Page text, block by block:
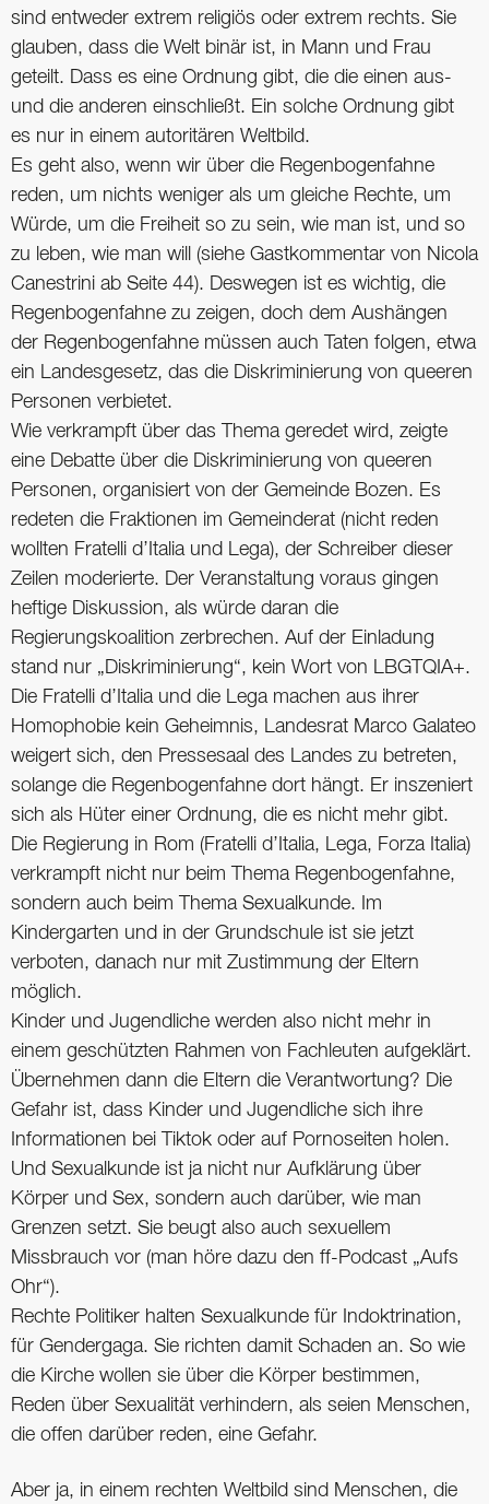
sind entweder extrem religiös oder extrem rechts. Sie
glauben, dass die Welt binär ist, in Mann und Frau
geteilt. Dass es eine Ordnung gibt, die die einen aus-
und die anderen einschließt. Ein solche Ordnung gibt
es nur in einem autoritären Weltbild.
Es geht also, wenn wir über die Regenbogenfahne
reden, um nichts weniger als um gleiche Rechte, um
Würde, um die Freiheit so zu sein, wie man ist, und so
zu leben, wie man will (siehe Gastkommentar von Nicola
Canestrini ab Seite 44). Deswegen ist es wichtig, die
Regenbogenfahne zu zeigen, doch dem Aushängen
der Regenbogenfahne müssen auch Taten folgen, etwa
ein Landesgesetz, das die Diskriminierung von queeren
Personen verbietet.
Wie verkrampft über das Thema geredet wird, zeigte
eine Debatte über die Diskriminierung von queeren
Personen, organisiert von der Gemeinde Bozen. Es
redeten die Fraktionen im Gemeinderat (nicht reden
wollten Fratelli d’Italia und Lega), der Schreiber dieser
Zeilen moderierte. Der Veranstaltung vo­raus gingen
heftige Diskussion, als würde daran die
Regierungskoalition zerbrechen. Auf der Einladung
stand nur „Diskriminierung“, kein Wort von LBGTQIA+.
Die Fratelli d’Italia und die Lega machen aus ihrer
Homophobie kein Geheimnis, Landesrat Marco Galateo
weigert sich, den Pressesaal des Landes zu betreten,
solange die Regenbogenfahne dort hängt. Er inszeniert
sich als Hüter einer Ordnung, die es nicht mehr gibt.
Die Regierung in Rom (Fratelli d’Italia, Lega, Forza Italia)
verkrampft nicht nur beim Thema Regenbogenfahne,
sondern auch beim Thema Sexualkunde. Im
Kindergarten und in der Grundschule ist sie jetzt
verboten, danach nur mit Zustimmung der Eltern
möglich.
Kinder und Jugendliche werden also nicht mehr in
einem geschützten Rahmen von Fachleuten aufgeklärt.
Übernehmen dann die Eltern die Verantwortung? Die
Gefahr ist, dass Kinder und Jugendliche sich ihre
Informationen bei Tiktok oder auf Pornoseiten holen.
Und Sexualkunde ist ja nicht nur Aufklärung über
Körper und Sex, sondern auch darüber, wie man
Grenzen setzt. Sie beugt also auch sexuellem
Missbrauch vor (man höre dazu den ff-Podcast „Aufs
Ohr“).
Rechte Politiker halten Sexualkunde für Indoktrination,
für Gendergaga. Sie richten damit Schaden an. So wie
die Kirche wollen sie über die Körper bestimmen,
Reden über Sexualität verhindern, als seien Menschen,
die offen darüber reden, eine Gefahr.
Aber ja, in einem rechten Weltbild sind Menschen, die